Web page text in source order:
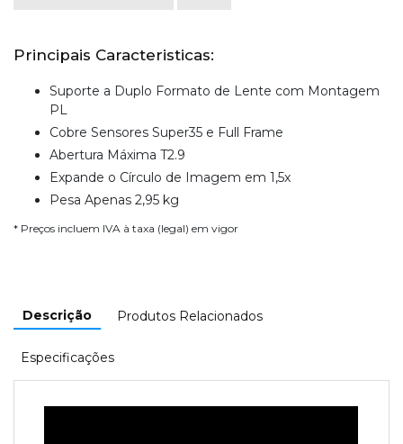
Principais Caracteristicas:
Suporte a Duplo Formato de Lente com Montagem
PL
Cobre Sensores Super35 e Full Frame
Abertura Máxima T2.9
Expande o Círculo de Imagem em 1,5x
Pesa Apenas 2,95 kg
* Preços incluem IVA à taxa (legal) em vigor
Descrição Produtos Relacionados
Especificações